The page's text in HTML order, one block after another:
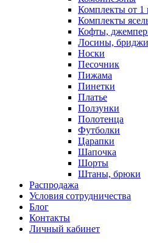
Комплекты от 1
Комплекты
Кофты,
Лосины, бриджи
Носки
Песочник
Пижама
Пинетки
Платье
Ползунки
Полотенца
Футболки
Царапки
Шапочка
Шорты
Штаны, брюки
Распродажа
Условия сотрудничества
Блог
Контакты
Личный кабинет